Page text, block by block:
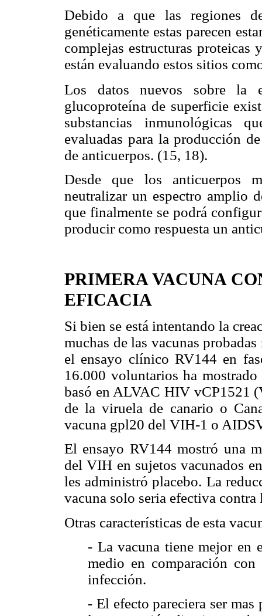
Debido a que las regiones
genéticamente estas parecen
complejas estructuras proteicas
están evaluando estos sitios
Los datos nuevos sobre la
glucoproteína de superficie
substancias inmunológicas
evaluadas para la producción
de anticuerpos. (15, 18).
Desde que los anticuerpos
neutralizar un espectro amplio
que finalmente se podrá
producir como respuesta un
PRIMERA VACUNA
EFICACIA
Si bien se está intentando la
muchas de las vacunas
el ensayo clínico RV144 en
16.000 voluntarios ha
basó en ALVAC HIV vCP1521
de la viruela de canario o
vacuna gpl20 del VIH-1 o
El ensayo RV144 mostró una
del VIH en sujetos vacunados
les administró placebo. La
vacuna solo seria efectiva
Otras características de esta
- La vacuna tiene mejor en
medio en comparación
infección.
- El efecto pareciera ser